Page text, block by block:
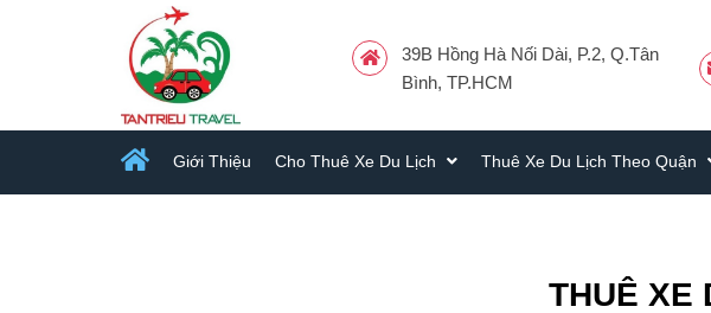
39B Hồng Hà Nối Dài, P.2, Q.Tân
Bình, TP.HCM
Giới Thiệu Cho Thuê Xe Du Lịch Thuê Xe Du Lịch Theo Quận
THUÊ XE